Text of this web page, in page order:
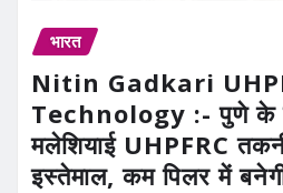
भारत
Nitin Gadkari
Technology :- पुणे के
मलेशियाई UHPFRC
इस्तेमाल, कम पिलर में